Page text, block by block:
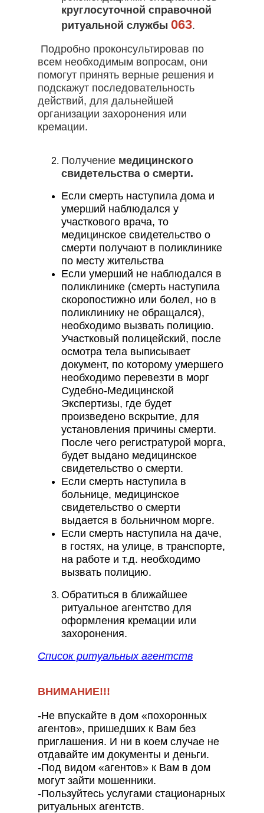
КАТАЛОГ РИТУАЛЬНЫХ
ПРИНАДЛЕЖНОСТЕЙ
Памятники
Венки
Швейная продукция
Другие ритуальные принадлежности
Металлоизделия
круглосуточной справочной
ритуальной службы 063.
Подробно проконсультировав по
всем необходимым вопросам, они
помогут принять верные решения и
подскажут последовательность
действий, для дальнейшей
организации захоронения или
кремации.
Получение медицинского
свидетельства о смерти.
Если смерть наступила дома и
умерший наблюдался у
участкового врача, то
медицинское свидетельство о
смерти получают в поликлинике
по месту жительства
Если умерший не наблюдался в
поликлинике (смерть наступила
скоропостижно или болел, но в
поликлинику не обращался),
необходимо вызвать полицию.
Участковый полицейский, после
осмотра тела выписывает
документ, по которому умершего
необходимо перевезти в морг
Судебно-Медицинской
Экспертизы, где будет
произведено вскрытие, для
установления причины смерти.
После чего регистратурой морга,
будет выдано медицинское
свидетельство о смерти.
Если смерть наступила в
больнице, медицинское
свидетельство о смерти
выдается в больничном морге.
Если смерть наступила на даче,
в гостях, на улице, в транспорте,
на работе и т.д. необходимо
вызвать полицию.
Обратиться в ближайшее
ритуальное агентство для
оформления кремации или
захоронения.
Список ритуальных агентств
ВНИМАНИЕ!!!
-Не впускайте в дом «похоронных
агентов», пришедших к Вам без
приглашения. И ни в коем случае не
отдавайте им документы и деньги.
-Под видом «агентов» к Вам в дом
могут зайти мошенники.
-Пользуйтесь услугами стационарных
ритуальных агентств.